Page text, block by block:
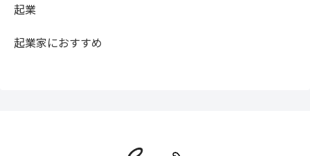
起業
起業家におすすめ